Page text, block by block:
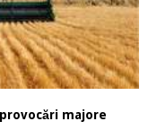
majore